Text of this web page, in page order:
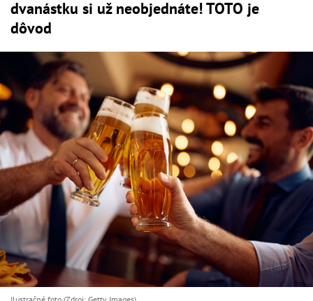
dvanástku si už neobjednáte! TOTO je
dôvod